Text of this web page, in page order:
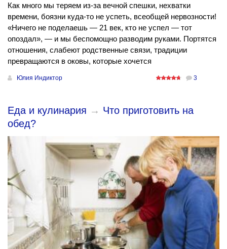
Как много мы теряем из-за вечной спешки, нехватки
времени, боязни куда-то не успеть, всеобщей нервозности!
«Ничего не поделаешь — 21 век, кто не успел — тот
опоздал», — и мы беспомощно разводим руками. Портятся
отношения, слабеют родственные связи, традиции
превращаются в оковы, которые хочется
Юлия Индиктор 3
Еда и кулинария → Что приготовить на
обед?